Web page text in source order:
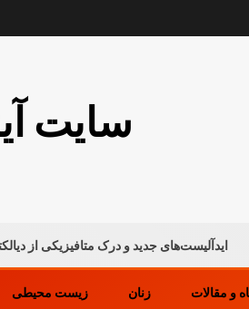
سایت
جدید و درک متافیزیکی از دیالکتیک
و مقالات زنان زیست محیطی